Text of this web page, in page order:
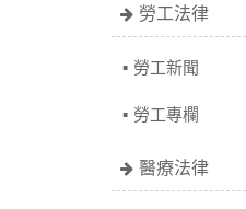
勞工法律
勞工新聞
勞工專欄
醫療法律